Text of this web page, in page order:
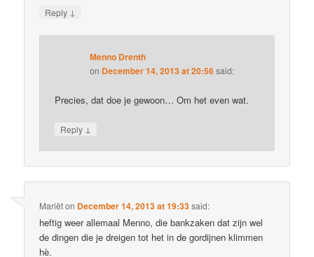
Reply ↓
Menno Drenth
on December 14, 2013 at 20:56said:
Precies, dat doe je gewoon… Om het even wat.
Reply ↓
Mariëton December 14, 2013 at 19:33said:
heftig weer allemaal Menno, die bankzaken dat zijn wel
de dingen die je dreigen tot het in de gordijnen klimmen
hè.